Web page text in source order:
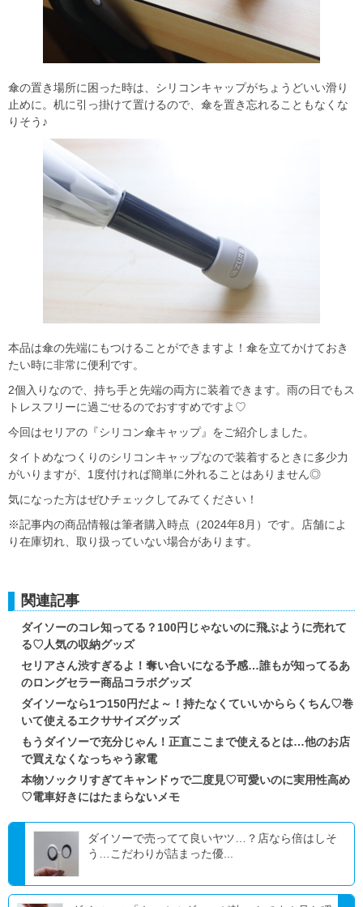
傘の置き場所に困った時は、シリコンキャップがちょうどいい滑り
止めに。机に引っ掛けて置けるので、傘を置き忘れることもなくな
りそう♪
本品は傘の先端にもつけることができますよ！傘を立てかけておき
たい時に非常に便利です。
2個入りなので、持ち手と先端の両方に装着できます。雨の日でもス
トレスフリーに過ごせるのでおすすめですよ♡
今回はセリアの『シリコン傘キャップ』をご紹介しました。
タイトめなつくりのシリコンキャップなので装着するときに多少力
がいりますが、1度付ければ簡単に外れることはありません◎
気になった方はぜひチェックしてみてください！
※記事内の商品情報は筆者購入時点（2024年8月）です。店舗によ
り在庫切れ、取り扱っていない場合があります。
関連記事
ダイソーのコレ知ってる？100円じゃないのに飛ぶように売れて
る♡人気の収納グッズ
セリアさん渋すぎるよ！奪い合いになる予感…誰もが知ってるあ
のロングセラー商品コラボグッズ
ダイソーなら1つ150円だよ～！持たなくていいかららくちん♡巻
いて使えるエクササイズグッズ
もうダイソーで充分じゃん！正直ここまで使えるとは…他のお店
で買えなくなっちゃう家電
本物ソックリすぎてキャンドゥで二度見♡可愛いのに実用性高め
♡電車好きにはたまらないメモ
ダイソーで売ってて良いヤツ…？店なら倍はしそ
う…こだわりが詰まった優...